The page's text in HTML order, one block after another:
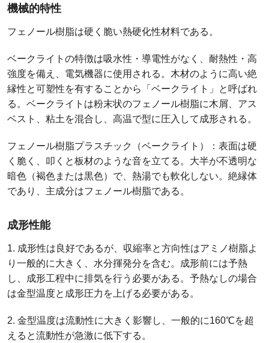
機械的特性
フェノール樹脂は硬く脆い熱硬化性材料である。
ベークライトの特徴は吸水性・導電性がなく、耐熱性・高
強度を備え、電気機器に使用される。木材のように高い絶
縁性と可塑性を有することから「ベークライト」と呼ばれ
る。ベークライトは粉末状のフェノール樹脂に木屑、アス
ベスト、粘土を混合し、高温で型に圧入して成形される。
フェノール樹脂プラスチック（ベークライト）：表面は硬
く脆く、叩くと板材のような音を立てる。大半が不透明な
暗色（褐色または黒色）で、熱湯でも軟化しない。絶縁体
であり、主成分はフェノール樹脂である。
成形性能
1. 成形性は良好であるが、収縮率と方向性はアミノ樹脂よ
り一般的に大きく、水分揮発分を含む。成形前には予熱
し、成形工程中に排気を行う必要がある。予熱なしの場合
は金型温度と成形圧力を上げる必要がある。
2. 金型温度は流動性に大きく影響し、一般的に160℃を超
えると流動性が急激に低下する。